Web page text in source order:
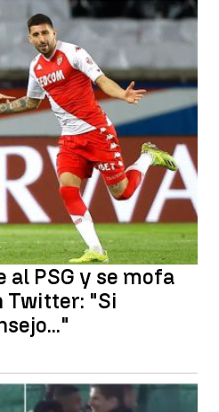
al PSG y se mofa
Twitter: "Si